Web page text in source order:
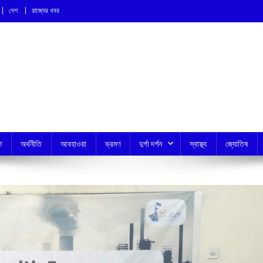
দেশ রাজ্যের খবর
অর্থনীতি আবহাওয়া ভ্রমণ দুর্গা দর্শন স্বাস্থ্য জ্যোতিষ